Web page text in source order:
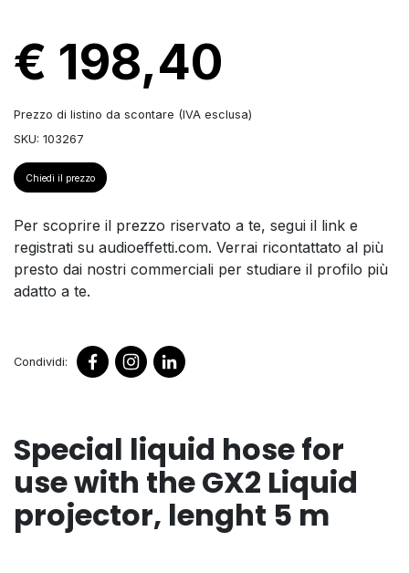
€ 198,40
Prezzo di listino da scontare (IVA esclusa)
SKU: 103267
Chiedi il prezzo
Per scoprire il prezzo riservato a te, segui il link e
registrati su audioeffetti.com. Verrai ricontattato al più
presto dai nostri commerciali per studiare il profilo più
adatto a te.
Condividi:
Special liquid hose for
use with the GX2 Liquid
projector, lenght 5 m